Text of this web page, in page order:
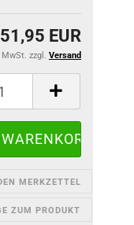
51,95 EUR
MwSt. zzgl. Versand
MERKZETTEL
ZUM PRODUKT